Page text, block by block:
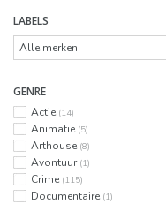
LABELS
GENRE
Actie (14)
Animatie (5)
Arthouse (8)
Avontuur (1)
Crime (115)
Documentaire (1)